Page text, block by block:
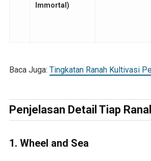
Immortal)
Baca Juga: Tingkatan Ranah Kultivasi
Penjelasan Detail Tiap
1. Wheel and Sea